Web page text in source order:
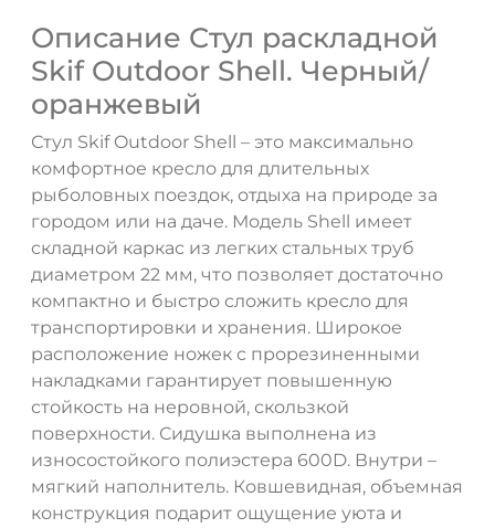
Описание Стул раскладной
Skif Outdoor Shell. Черный/
оранжевый
Стул Skif Outdoor Shell – это максимально
комфортное кресло для длительных
рыболовных поездок, отдыха на природе за
городом или на даче. Модель Shell имеет
складной каркас из легких стальных труб
диаметром 22 мм, что позволяет достаточно
компактно и быстро сложить кресло для
транспортировки и хранения. Широкое
расположение ножек с прорезиненными
накладками гарантирует повышенную
стойкость на неровной, скользкой
поверхности. Сидушка выполнена из
износостойкого полиэстера 600D. Внутри –
мягкий наполнитель. Ковшевидная, объемная
конструкция подарит ощущение уюта и
ДА НЕТ